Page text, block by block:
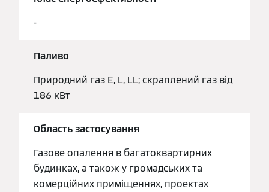
-
Паливо
Природний газ E, L, LL; скраплений газ від
186 кВт
Область застосування
Газове опалення в багатоквартирних
будинках, а також у громадських та
комерційних приміщеннях, проектах